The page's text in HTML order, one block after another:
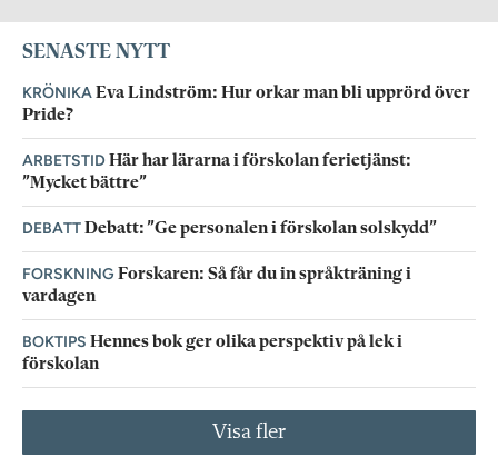
SENASTE NYTT
KRÖNIKA Eva Lindström: Hur orkar man bli upprörd över
Pride?
ARBETSTIDHär har lärarna i förskolan ferietjänst:
”Mycket bättre”
DEBATTDebatt: ”Ge personalen i förskolan solskydd”
FORSKNING Forskaren: Så får du in språkträning i
vardagen
BOKTIPS Hennes bok ger olika perspektiv på lek i
förskolan
Visa fler